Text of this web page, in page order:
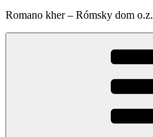
Romano kher – Rómsky dom o.z.